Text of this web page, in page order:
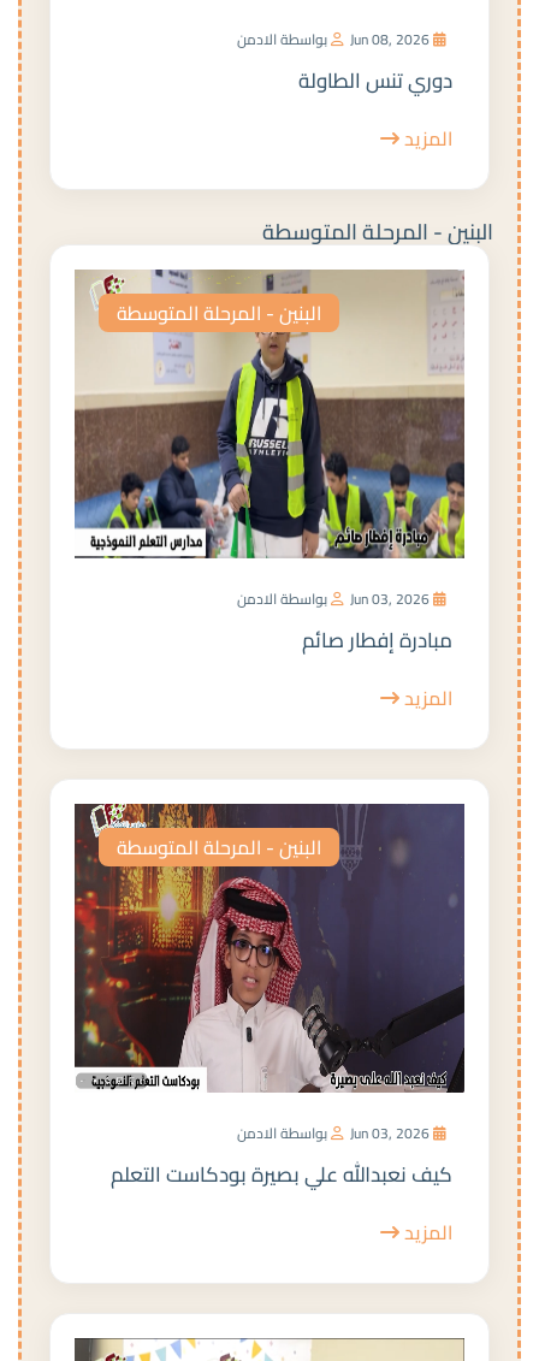
بواسطة الادمن
دوري تنس الطاولة
المزيد
البنين - المرحلة المتوسطة
البنين - المرحلة المتوسطة
بواسطة الادمن
مبادرة إفطار صائم
المزيد
البنين - المرحلة المتوسطة
بواسطة الادمن
كيف نعبدالله علي بصيرة بودكاست التعلم
المزيد